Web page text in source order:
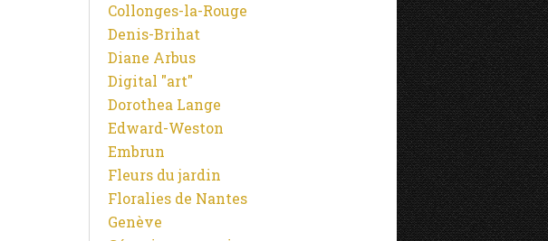
Collonges-la-Rouge
Denis-Brihat
Diane Arbus
Digital "art"
Dorothea Lange
Edward-Weston
Embrun
Fleurs du jardin
Floralies de Nantes
Genève